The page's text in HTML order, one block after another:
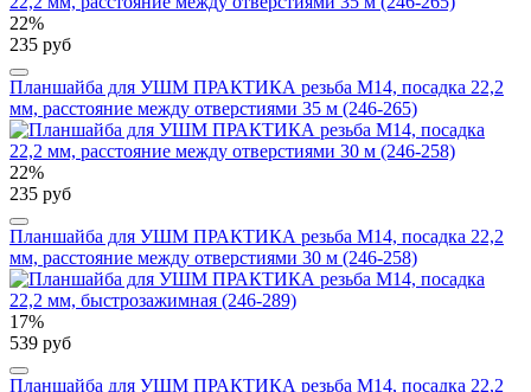
22%
235 руб
Планшайба для УШМ ПРАКТИКА резьба М14, посадка 22,2
мм, расстояние между отверстиями 35 м (246-265)
22%
235 руб
Планшайба для УШМ ПРАКТИКА резьба М14, посадка 22,2
мм, расстояние между отверстиями 30 м (246-258)
17%
539 руб
Планшайба для УШМ ПРАКТИКА резьба М14, посадка 22,2